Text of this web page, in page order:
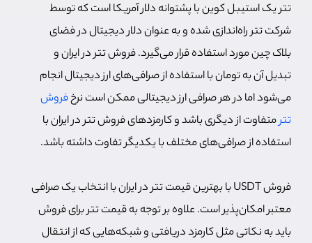
تتر یک استیبل کوین با پشتوانه دلار آمریکا است که توسط
شرکت تتر راه‌اندازی شده و به عنوان دلار دیجیتال در فضای
بلاک چین مورد استفاده قرار می‌گیرد. فروش تتر در ایران و
تبدیل آن به تومان با استفاده از صرافی‌های ارز دیجیتال انجام
می‌شود اما در هر صرافی ارز دیجیتالی ممکن است نرخفروش
تترمتفاوت از دیگری باشد و کارمزدهای فروش تتر در ایران با
استفاده از صرافی‌های مختلف با یکدیگر تفاوت داشته باشد.
فروش USDT با بهترین قیمت تتر در ایران با انتخاب یک صرافی
معتبر امکان‌پذیر است. علاوه بر توجه به قیمت تتر برای فروش
باید به نکاتی مثل کارمزد دریافتی و شبکه‌هایی که از انتقال